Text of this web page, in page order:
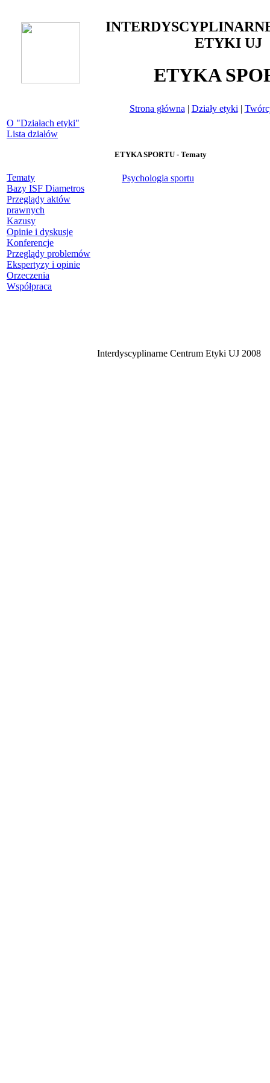
ETYKI UJ
ETYKA
Strona główna | Działy etyki |
O "Działach etyki"
Lista działów
Tematy
Bazy ISF Diametros
Przeglądy aktów
prawnych
Kazusy
Opinie i dyskusje
Konferencje
Przeglądy problemów
Ekspertyzy i opinie
Orzeczenia
Współpraca
ETYKA SPORTU - Tematy
Psychologia sportu
Interdyscyplinarne Centrum Etyki UJ 2008